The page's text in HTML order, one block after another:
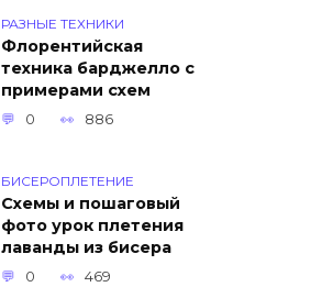
РАЗНЫЕ ТЕХНИКИ
Флорентийская
техника барджелло с
примерами схем
0 886
БИСЕРОПЛЕТЕНИЕ
Схемы и пошаговый
фото урок плетения
лаванды из бисера
0 469